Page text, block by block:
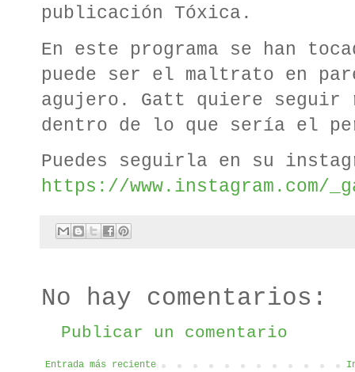
publicación Tóxica.
En este programa se han
puede ser el maltrato en
agujero. Gatt quiere seguir
dentro de lo que sería el
Puedes seguirla en su
https://www.instagram.com/
No hay comentarios:
Publicar un comentario
Entrada más reciente